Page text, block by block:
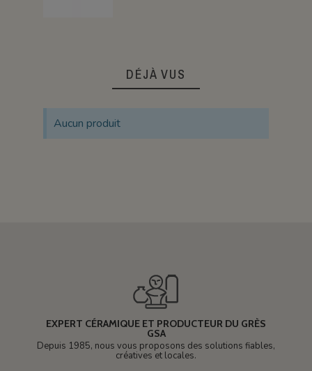
DÉJÀ VUS
Aucun produit
EXPERT CÉRAMIQUE ET PRODUCTEUR DU GRÈS
GSA
Depuis 1985, nous vous proposons des solutions fiables,
créatives et locales.